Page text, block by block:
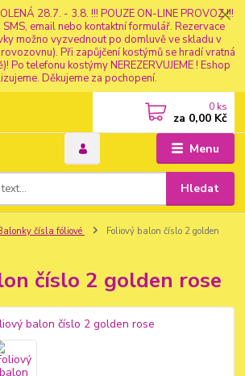
28.7. - 3.8. !!! POUZE ON-LINE PROVOZ !!!
email nebo kontaktní formulář. Rezervace
možno vyzvednout po domluvě ve skladu v
Při zapůjčení kostýmů se hradí vratná
Po telefonu kostýmy NEREZERVUJEME ! Eshop
Děkujeme za pochopení.
Menu
Hledat
0 ks
za 0,00 Kč
čísla fóliové
Foliový balon číslo 2 golden
číslo 2 golden rose